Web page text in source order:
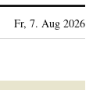
Fr, 7. Aug 2026